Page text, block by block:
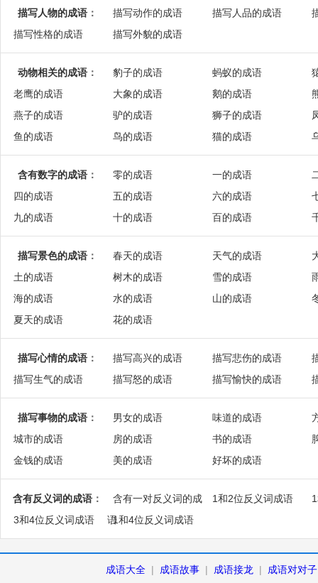
描写人物的成语 ： 描写动作的成语 描写人品的成语
描写性格的成语
描写外貌的成语
动物相关的成语 ： 豹子的成语 蚂蚁的成语
老鹰的成语
大象的成语 鹅的成语
燕子的成语
驴的成语 狮子的成语
鱼的成语
鸟的成语 猫的成语
含有数字的成语 ： 零的成语 一的成语
四的成语
五的成语 六的成语
九的成语
十的成语 百的成语
描写景色的成语 ： 春天的成语 天气的成语
土的成语
树木的成语 雪的成语
海的成语
水的成语 山的成语
夏天的成语
花的成语
描写心情的成语 ： 描写高兴的成语 描写悲伤的成语
描写生气的成语
描写怒的成语 描写愉快的成语
描写事物的成语 ： 男女的成语 味道的成语
城市的成语
房的成语 书的成语
金钱的成语
美的成语 好坏的成语
含有反义词的成语 ：
含有一对反义词的成
语
1和2位反义词成语
3和4位反义词成语
1和4位反义词成语
成语大全 | 成语故事 | 成语接龙 |
成语对对子